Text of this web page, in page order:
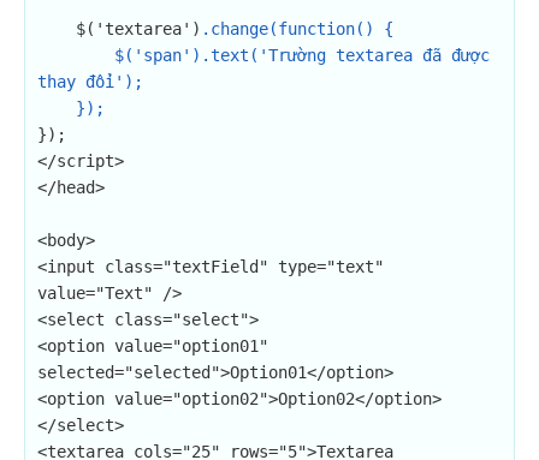
    $('textarea')
.change(function() {
thay đổi');
    });
});
</script>
</head>
<body>
<input class="textField" type="text"
value="Text" />
<select class="select">
<option value="option01"
selected="selected">Option01</option>
<option value="option02">Option02</option>
</select>
<textarea cols="25" rows="5">Textarea